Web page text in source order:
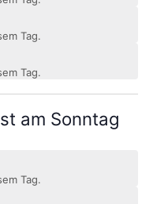
Tag.
Tag.
am Sonntag
Tag.